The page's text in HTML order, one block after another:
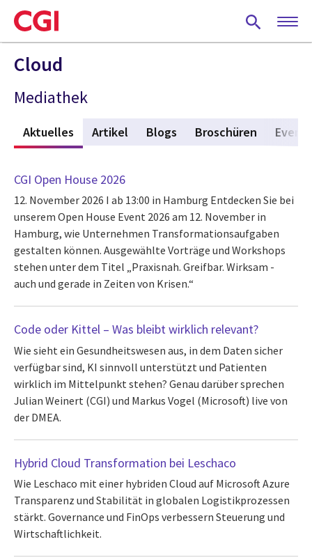
Skip
to
main
content
Cloud
Mediathek
Aktuelles (active tab)
Artikel Blogs Broschüren Events
CGI Open House 2026
12. November 2026 I ab 13:00 in Hamburg Entdecken Sie bei
unserem Open House Event 2026 am 12. November in
Hamburg, wie Unternehmen Transformationsaufgaben
gestalten können. Ausgewählte Vorträge und Workshops
stehen unter dem Titel „Praxisnah. Greifbar. Wirksam -
auch und gerade in Zeiten von Krisen.“
Code oder Kittel – Was bleibt wirklich relevant?
Wie sieht ein Gesundheitswesen aus, in dem Daten sicher
verfügbar sind, KI sinnvoll unterstützt und Patienten
wirklich im Mittelpunkt stehen? Genau darüber sprechen
Julian Weinert (CGI) und Markus Vogel (Microsoft) live von
der DMEA.
Hybrid Cloud Transformation bei Leschaco
Wie Leschaco mit einer hybriden Cloud auf Microsoft Azure
Transparenz und Stabilität in globalen Logistikprozessen
stärkt. Governance und FinOps verbessern Steuerung und
Wirtschaftlichkeit.